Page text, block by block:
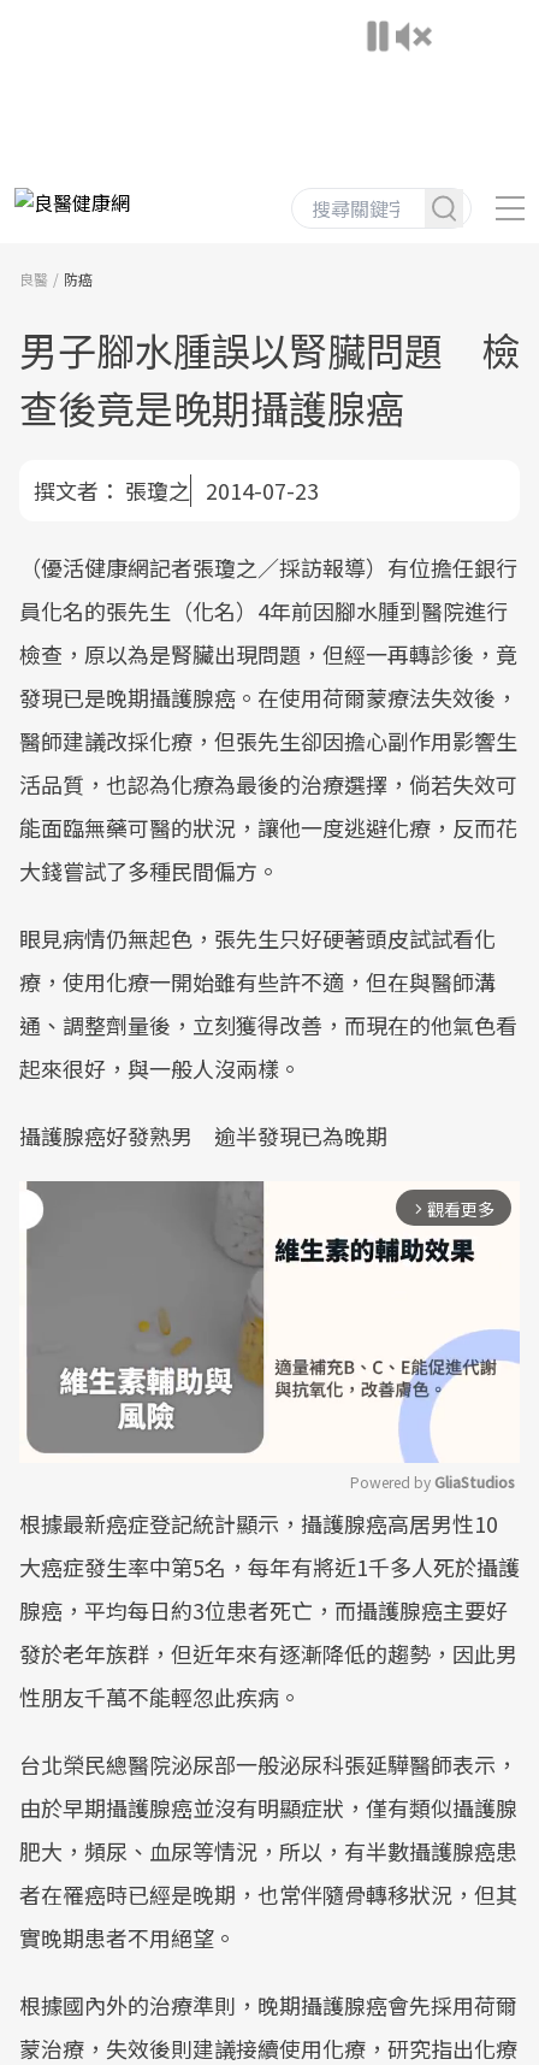
良醫 防癌
男子腳水腫誤以腎臟問題 檢
查後竟是晚期攝護腺癌
撰文者： 張瓊之 2014-07-23
（優活健康網記者張瓊之／採訪報導）有位擔任銀行
員化名的張先生（化名）4年前因腳水腫到醫院進行
檢查，原以為是腎臟出現問題，但經一再轉診後，竟
發現已是晚期攝護腺癌。在使用荷爾蒙療法失效後，
醫師建議改採化療，但張先生卻因擔心副作用影響生
活品質，也認為化療為最後的治療選擇，倘若失效可
能面臨無藥可醫的狀況，讓他一度逃避化療，反而花
大錢嘗試了多種民間偏方。
眼見病情仍無起色，張先生只好硬著頭皮試試看化
療，使用化療一開始雖有些許不適，但在與醫師溝
通、調整劑量後，立刻獲得改善，而現在的他氣色看
起來很好，與一般人沒兩樣。
攝護腺癌好發熟男 逾半發現已為晚期
arrow_forward_ios 觀看更多
Mute
Powered by GliaStudios
根據最新癌症登記統計顯示，攝護腺癌高居男性10
大癌症發生率中第5名，每年有將近1千多人死於攝護
腺癌，平均每日約3位患者死亡，而攝護腺癌主要好
發於老年族群，但近年來有逐漸降低的趨勢，因此男
性朋友千萬不能輕忽此疾病。
台北榮民總醫院泌尿部一般泌尿科張延驊醫師表示，
由於早期攝護腺癌並沒有明顯症狀，僅有類似攝護腺
肥大，頻尿、血尿等情況，所以，有半數攝護腺癌患
者在罹癌時已經是晚期，也常伴隨骨轉移狀況，但其
實晚期患者不用絕望。
根據國內外的治療準則，晚期攝護腺癌會先採用荷爾
蒙治療，失效後則建議接續使用化療，研究指出化療